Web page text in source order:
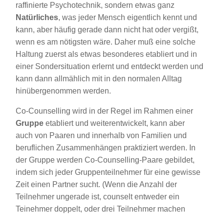
raffinierte Psychotechnik, sondern etwas ganz
Natürliches, was jeder Mensch eigentlich kennt und
kann, aber häufig gerade dann nicht hat oder vergißt,
wenn es am nötigsten wäre. Daher muß eine solche
Haltung zuerst als etwas besonderes etabliert und in
einer Sondersituation erlernt und entdeckt werden und
kann dann allmählich mit in den normalen Alltag
hinübergenommen werden.
Co-Counselling wird in der Regel im Rahmen einer
Gruppe etabliert und weiterentwickelt, kann aber
auch von Paaren und innerhalb von Familien und
beruflichen Zusammenhängen praktiziert werden. In
der Gruppe werden Co-Counselling-Paare gebildet,
indem sich jeder Gruppenteilnehmer für eine gewisse
Zeit einen Partner sucht. (Wenn die Anzahl der
Teilnehmer ungerade ist, counselt entweder ein
Teinehmer doppelt, oder drei Teilnehmer machen